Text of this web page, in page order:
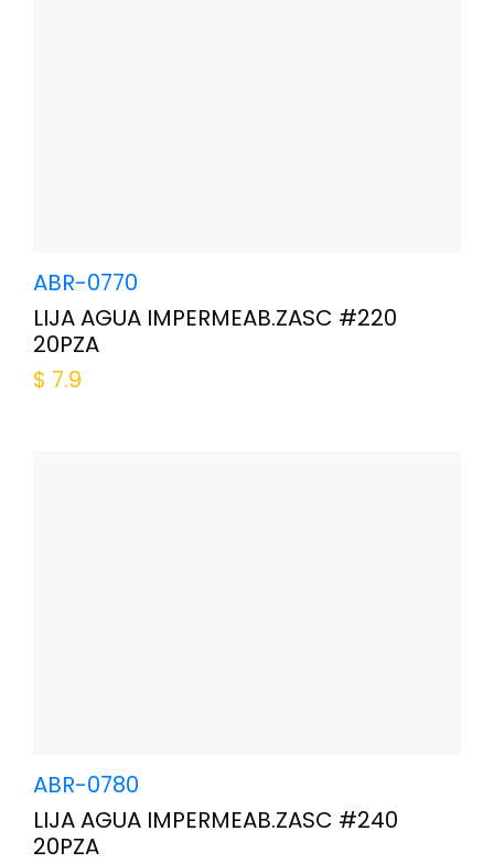
ABR-0770
LIJA AGUA IMPERMEAB.ZASC #220
20PZA
$ 7.9
ABR-0780
LIJA AGUA IMPERMEAB.ZASC #240
20PZA